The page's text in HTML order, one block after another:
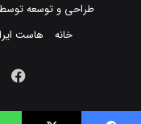
طراحی و توسعه
خانه
هاست